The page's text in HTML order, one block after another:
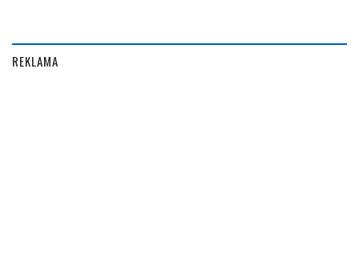
REKLAMA